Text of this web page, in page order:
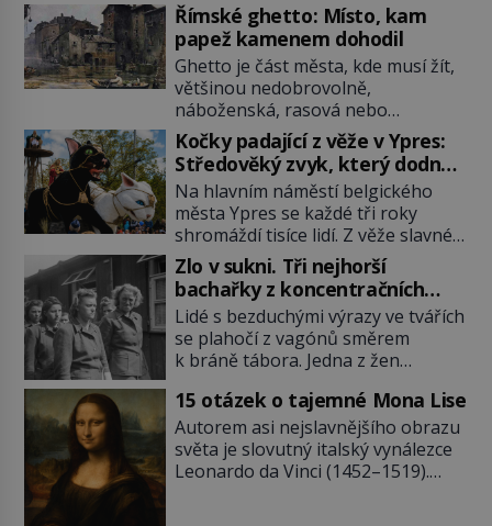
Římské ghetto: Místo, kam
papež kamenem dohodil
Ghetto je část města, kde musí žít,
většinou nedobrovolně,
náboženská, rasová nebo
národnostní menšina obyvatel.
Bohaté historické zkušenosti mají s
takovým životem Židé. Už od
středověku jsou totiž v každou
chvíli nuceni v nějakém žít. Mezi ty
nejslavnější patří i římské ghetto
založené v roce 1555. Pokud jde o
vztah k Židům, nemá se Řím čím
chlubit. […]
Kočky padající z věže v Ypres:
Středověký zvyk, který dodnes
budí rozpaky
Na hlavním náměstí belgického
města Ypres se každé tři roky
shromáždí tisíce lidí. Z věže slavné
tržnice létají do davu kočky, diváci
jásají a snaží se je chytit. Naštěstí
už nejde o živá zvířata, ale jenom o
plyšové suvenýry. Kdysi to ale bylo
jinak. Tato veselá podívaná
připomíná jeden z nejpodivnějších
a zároveň nejkrutějších zvyků […]
Zlo v sukni. Tři nejhorší
bachařky z koncentračních
táborů
Lidé s bezduchými výrazy ve tvářích
se plahočí z vagónů směrem
k bráně tábora. Jedna z žen
jejich oči se setkají. Místo soucitu
však přichází gesto, které
nebožačku posílá rovnou do
plynové komory. Jména jako Rudolf
15 otázek o tajemné Mona Lise
Autorem asi nejslavnějšího obrazu
světa je slovutný italský vynálezce
Leonardo da Vinci (1452–1519).